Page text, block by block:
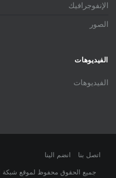
الإنفوجرافيك
الصور
الفيديوهات
الفيديوهات
اتصل بنا انضم الينا
جميع الحقوق محفوظ لموقع شبكة